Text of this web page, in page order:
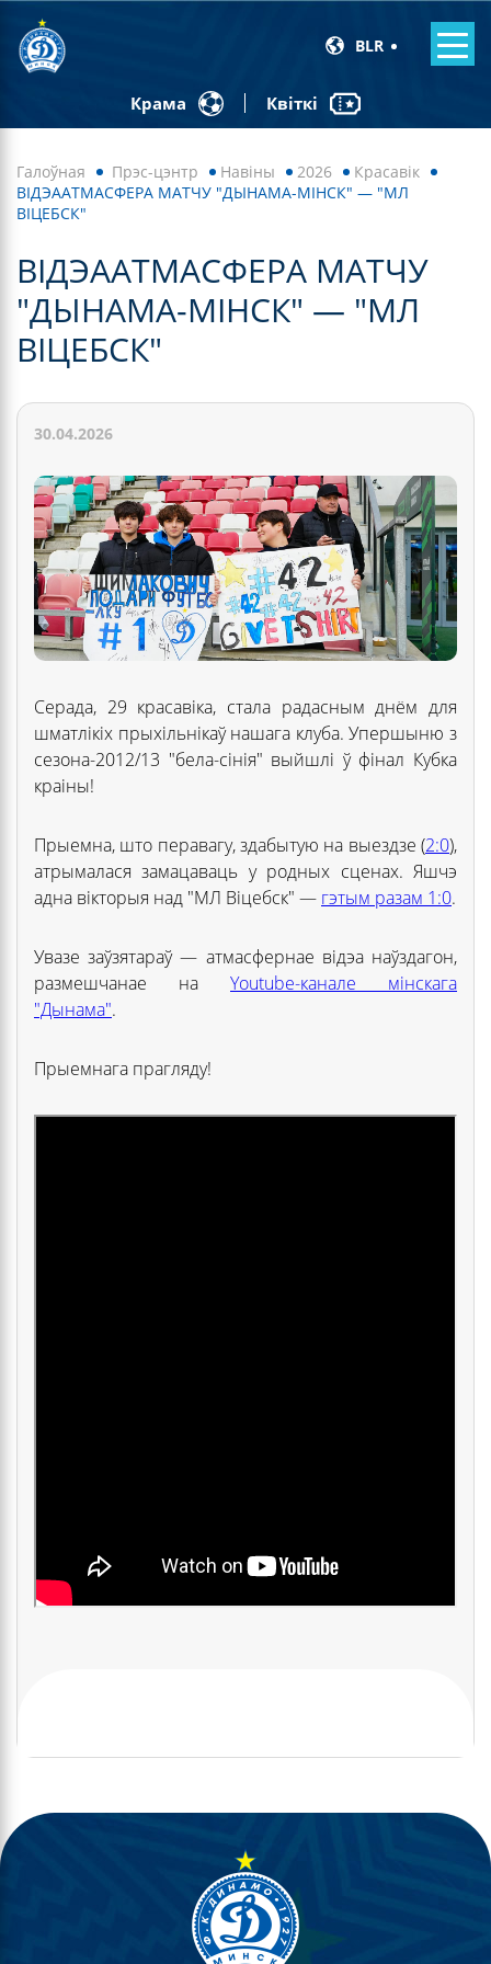
BLR
Крама Квіткі
Галоўная Прэс-цэнтр Навiны 2026
Красавік
ВІДЭААТМАСФЕРА МАТЧУ "ДЫНАМА-МІНСК" — "МЛ
ВІЦЕБСК"
ВІДЭААТМАСФЕРА МАТЧУ
"ДЫНАМА-МІНСК" — "МЛ
ВІЦЕБСК"
30.04.2026
Серада, 29 красавіка, стала радасным днём для
шматлікіх прыхільнікаў нашага клуба. Упершыню з
сезона-2012/13 "бела-сінія" выйшлі ў фінал Кубка
краіны!
Прыемна, што перавагу, здабытую на выездзе (2:0),
атрымалася замацаваць у родных сценах. Яшчэ
адна вікторыя над "МЛ Віцебск" — гэтым разам 1:0.
Увазе заўзятараў — атмасфернае відэа наўздагон,
размешчанае на Youtube-канале мінскага
"Дынама".
Прыемнага прагляду!